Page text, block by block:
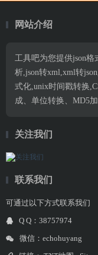
网站介绍
工具吧为您提供json格
析,json转xml,xml转
式化,unix时间戳转换
成、单位转换、MD5
关注我们
联系我们
可通过以下方式联系我们
Q Q：38757974
微信：echohuyang